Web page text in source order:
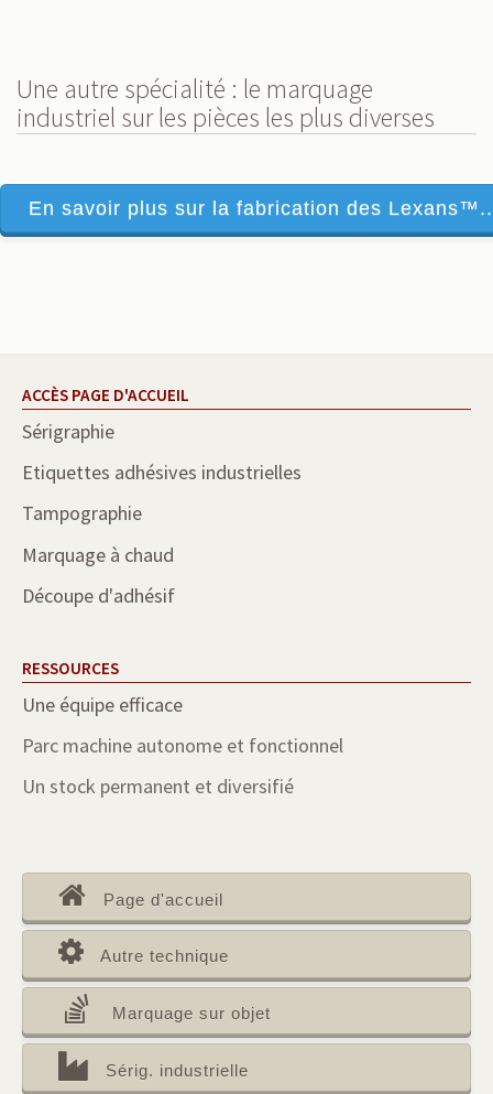
Une autre spécialité : le marquage
industriel sur les pièces les plus diverses
En savoir plus sur la fabrication des
ACCÈS PAGE D'ACCUEIL
Sérigraphie
Etiquettes adhésives industrielles
Tampographie
Marquage à chaud
Découpe d'adhésif
RESSOURCES
Une équipe efficace
Parc machine autonome et fonctionnel
Un stock permanent et diversifié
Page d'accueil
Autre technique
Marquage sur objet
Sérig. industrielle